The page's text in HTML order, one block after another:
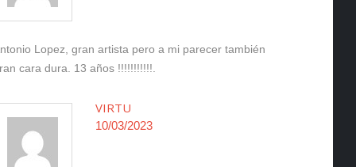
Lopez, gran artista pero a mi parecer también
cara dura. 13 años !!!!!!!!!!!.
VIRTU
10/03/2023